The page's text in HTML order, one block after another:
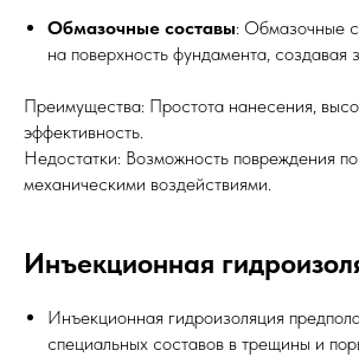
Обмазочные составы: Обмазочные
на поверхность фундамента, создавая
Преимущества: Простота нанесения,
эффективность.
Недостатки: Возможность повреждения
механическими воздействиями.
Инъекционная
Инъекционная гидроизоляция
специальных составов в трещины и